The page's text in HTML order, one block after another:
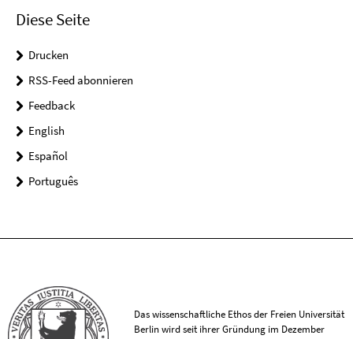
Diese Seite
Drucken
RSS-Feed abonnieren
Feedback
English
Español
Português
Das wissenschaftliche Ethos der Freien Universität
Berlin wird seit ihrer Gründung im Dezember